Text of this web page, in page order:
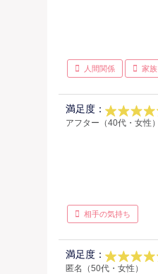
人間関係 家族
満足度：
アフター（40代・女性）
相手の気持ち
満足度：
匿名（50代・女性）